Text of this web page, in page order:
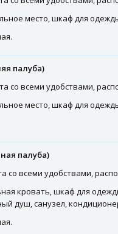
место, шкаф для
палуба)
со всеми удобствами,
место, шкаф для
палуба)
со всеми удобствами,
кровать, шкаф для
душ, санузел,